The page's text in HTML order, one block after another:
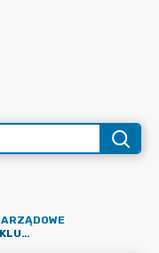
WSPARCIE DLA ROZWOJU SPORTU - KLUBY SPORTOWE